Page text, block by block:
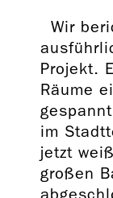
Wir
Projekt.
Räume
im
jetzt
großen